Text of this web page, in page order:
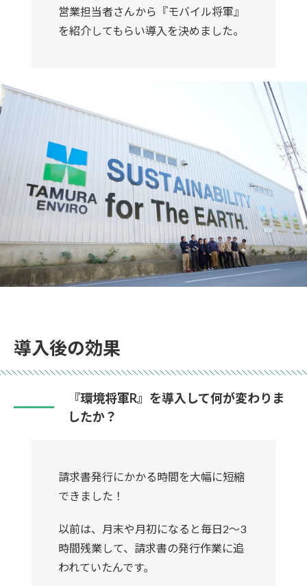
営業担当者さんから『モバイル将軍』
を紹介してもらい導入を決めました。
導入後の効果
『環境将軍R』を導入して何が変わりま
したか？
請求書発行にかかる時間を大幅に短縮
できました！
以前は、月末や月初になると毎日2～3
時間残業して、請求書の発行作業に追
われていたんです。